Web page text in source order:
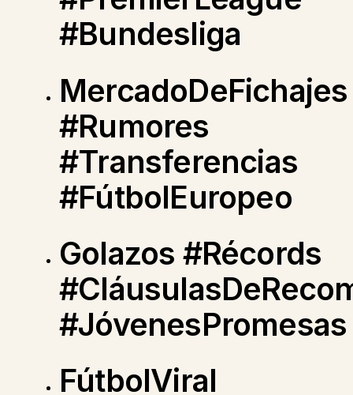
#Bundesliga
MercadoDeFichajes
#Rumores
#Transferencias
#FútbolEuropeo
Golazos #Récords
#JóvenesPromesas
FútbolViral